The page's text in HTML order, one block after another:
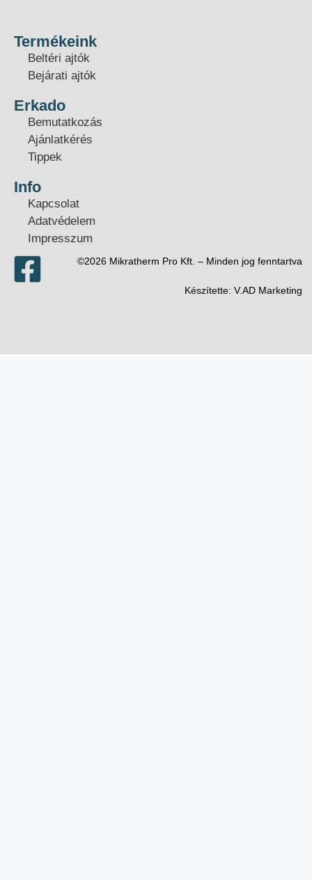
Termékeink
Beltéri ajtók
Bejárati ajtók
Erkado
Bemutatkozás
Ajánlatkérés
Tippek
Info
Kapcsolat
Adatvédelem
Impresszum
©2026 Mikratherm Pro Kft. – Minden jog fenntartva​
Készítette: V.AD Marketing